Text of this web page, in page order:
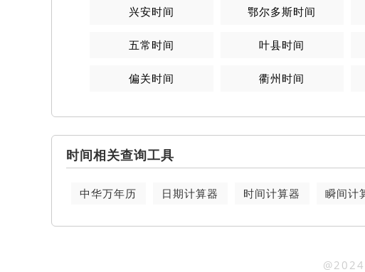
兴安时间 鄂尔多斯时间
五常时间 叶县时间
偏关时间 衢州时间
时间相关查询工具
中华万年历 日期计算器 时间计算器 瞬间计